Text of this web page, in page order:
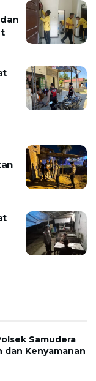
Samudera
Kenyamanan